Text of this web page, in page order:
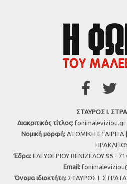
ΣΤΑΥΡΟΣ Ι.
Διακριτικός τίτλος:fonimaleviziou.gr |
Νομική μορφή: ΑΤΟΜΙΚΗ ΕΤΑΙΡΕΙΑ |
Έδρα: ΕΛΕΥΘΕΡΙΟΥ ΒΕΝΙΖΕΛΟΥ 96 -
Εmail:
Όνομα ιδιοκτήτη: ΣΤΑΥΡΟΣ Ι.